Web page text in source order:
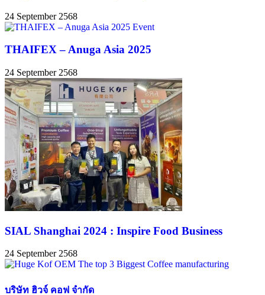
24 September 2568
THAIFEX – Anuga Asia 2025
24 September 2568
SIAL Shanghai 2024 : Inspire Food Business
24 September 2568
บริษัท ฮิวจ์ คอฟ จํากัด